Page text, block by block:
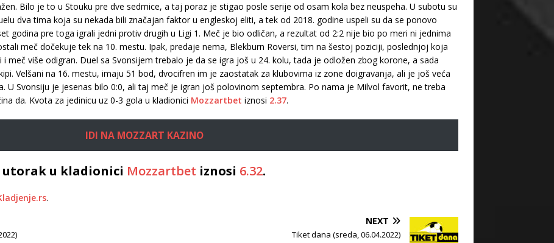
Bilo je to u Stouku pre dve sedmice, a taj poraz je stigao posle serije od osam kola bez neuspeha. U subotu su
dva tima koja su nekada bili značajan faktor u engleskoj eliti, a tek od 2018. godine uspeli su da se ponovo
godina pre toga igrali jedni protiv drugih u Ligi 1. Meč je bio odličan, a rezultat od 2:2 nije bio po meri ni jednima
meč dočekuje tek na 10. mestu. Ipak, predaje nema, Blekburn Roversi, tim na šestoj poziciji, poslednjoj koja
meč više odigran. Duel sa Svonsijem trebalo je da se igra još u 24. kolu, tada je odložen zbog korone, a sada
Velšani na 16. mestu, imaju 51 bod, dvocifren im je zaostatak za klubovima iz zone doigravanja, ali je još veća
U Svonsiju je jesenas bilo 0:0, ali taj meč je igran još polovinom septembra. Po nama je Milvol favorit, ne treba
da. Kvota za jedinicu uz 0-3 gola u kladionici Mozzartbet iznosi 2.37.
IDI NA MOZZART KAZINO
u kladionici Mozzartbet iznosi 6.32.
.
NEXT
Tiket dana (sreda, 06.04.2022)